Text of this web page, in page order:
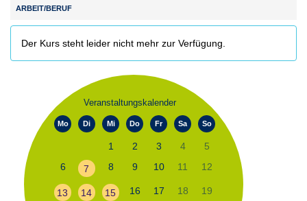
ARBEIT/BERUF
Der Kurs steht leider nicht mehr zur Verfügung.
Veranstaltungskalender
Mo Di Mi Do Fr Sa So
1 2 3 4
5
6
7 8 9 10 11 12
13 14 15 16 17 18 19